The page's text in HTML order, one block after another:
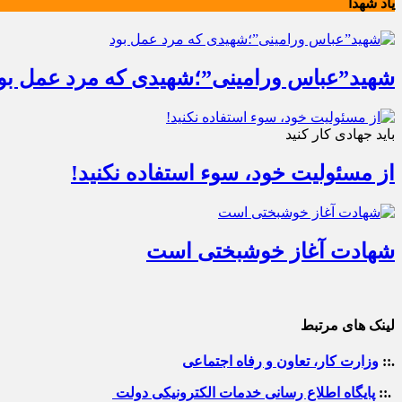
شهید”عباس ورامینی”؛شهیدی که مرد عمل
باید جهادی کار کنید
از مسئولیت خود، سوء استفاده نکنید!
شهادت آغاز خوشبختی است
لینک های مرتبط
.:: وزارت کار، تعاون و رفاه اجتماعی
.:: پایگاه اطلاع رسانی خدمات الکترونیکی دولت